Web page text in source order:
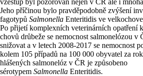
Jeho příčinou bylo pravděpodobně zvýšení
fagotypů Salmonella Enteritidis ve
Po přijetí komplexních veterinárních opatření
chovů drůbeže se nemocnost salmonelózou v
snižovat a v letech 2008-2017 se nemocnost
kolem 105 případů na 100 000 obyvatel za
hlášených salmonelóz v ČR je způsobeno
sérotypem Salmonella Enteritidis.